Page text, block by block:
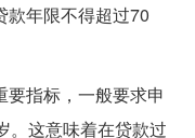
款年限不得超过70
指标，一般要求申
。这意味着在贷款过